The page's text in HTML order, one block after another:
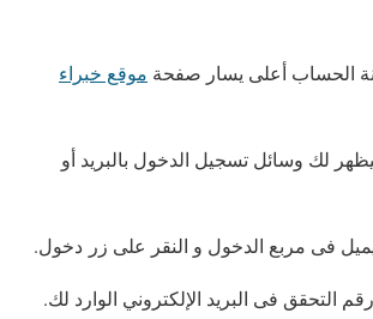
الحساب أعلى يسار صفحة موقع خبراء
لك وسائل تسجيل الدخول بالبريد أو
فى مربع الدخول و النقر على زر دخول.
التحقق فى البريد الإلكتروني الوارد لك.